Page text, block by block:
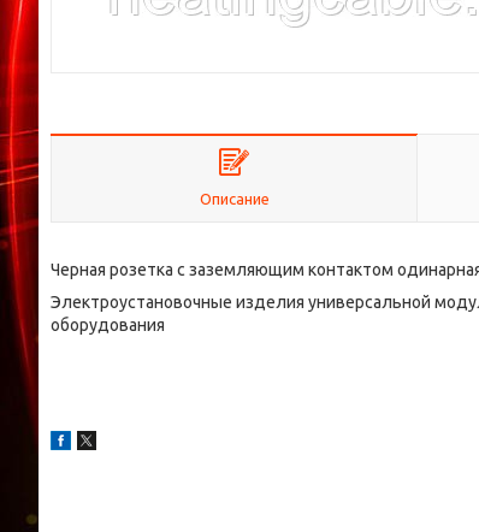
Описание
Черная розетка с заземляющим контактом
Электроустановочные изделия универсальной
оборудования